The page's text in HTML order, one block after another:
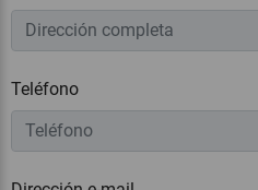
Teléfono